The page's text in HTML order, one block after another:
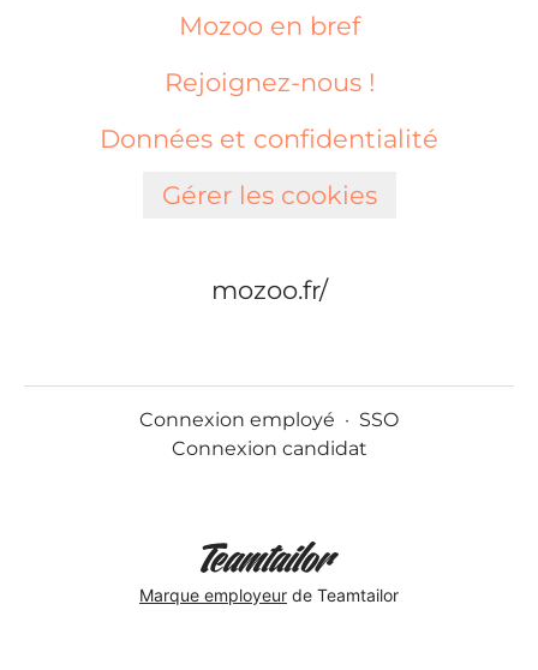
Mozoo en bref
Rejoignez-nous !
Données et confidentialité
Gérer les cookies
mozoo.fr/
Connexion employé · SSO
Connexion candidat
Marque employeur de Teamtailor